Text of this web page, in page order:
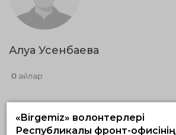
Алуа Усенбаева
0 айлар
«Birgemiz» волонтерлері
Республикалық фронт-офисінің